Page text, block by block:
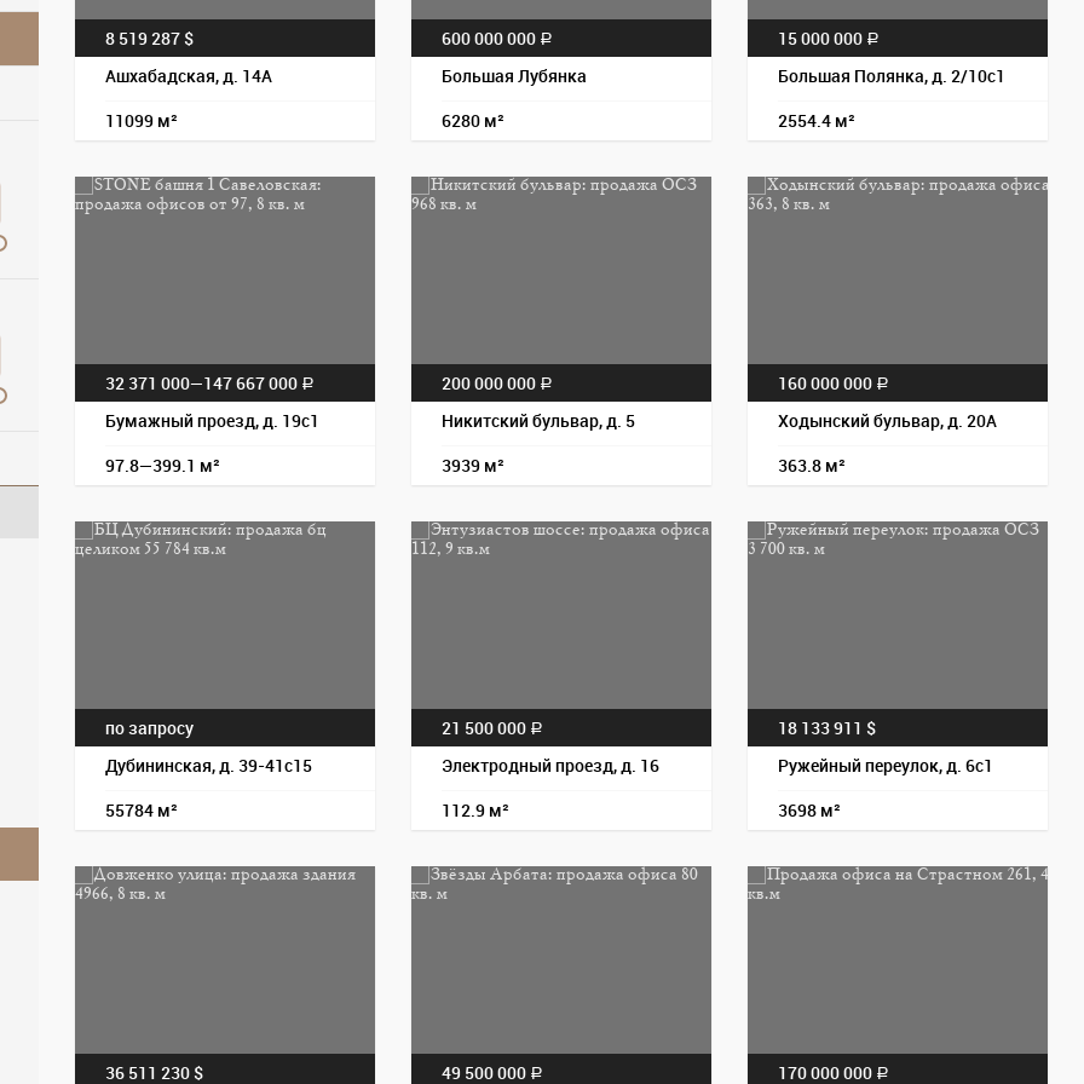
8 519 287 $
Ашхабадская, д. 14А
11099 м²
600 000 000 a
Большая Лубянка
6280 м²
15 000 000 a
Большая Полянка, д. 2/10с1
2554.4 м²
32 371 000—147 667 000 a
Бумажный проезд, д. 19с1
97.8—399.1 м²
200 000 000 a
Никитский бульвар, д. 5
3939 м²
160 000 000 a
Ходынский бульвар, д. 20А
363.8 м²
по запросу
Дубининская, д. 39-41с15
55784 м²
21 500 000 a
Электродный проезд, д. 16
112.9 м²
18 133 911 $
Ружейный переулок, д. 6с1
3698 м²
36 511 230 $ 49 500 000 a 170 000 000 a